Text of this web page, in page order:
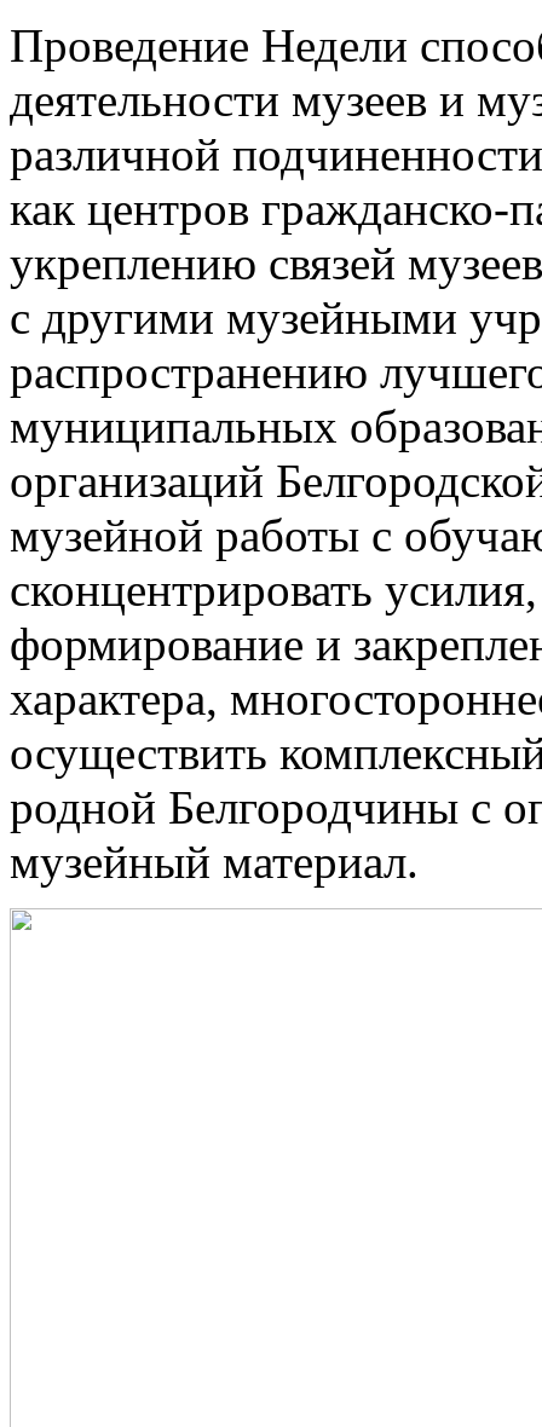
Проведение Недели
деятельности музеев и
различной
как центров гражданско-
укреплению связей
с другими музейными
распространению
муниципальных
организаций
музейной работы с
сконцентрировать
формирование и
характера,
осуществить
родной Белгородчины с
музейный материал.